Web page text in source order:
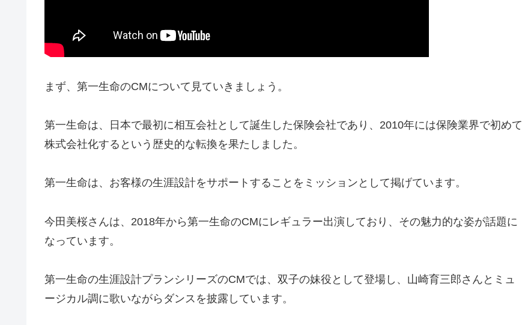
まず、第一生命のCMについて見ていきましょう。
第一生命は、日本で最初に相互会社として誕生した保険会社であり、2010年には保険業界で初めて
株式会社化するという歴史的な転換を果たしました。
第一生命は、お客様の生涯設計をサポートすることをミッションとして掲げています。
今田美桜さんは、2018年から第一生命のCMにレギュラー出演しており、その魅力的な姿が話題に
なっています。
第一生命の生涯設計プランシリーズのCMでは、双子の妹役として登場し、山崎育三郎さんとミュ
ージカル調に歌いながらダンスを披露しています。